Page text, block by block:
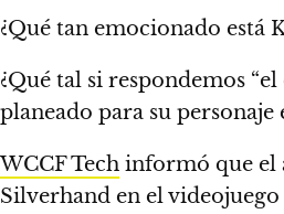
¿Qué tan emocionado está
¿Qué tal si respondemos
planeado para su personaje
WCCF Tech informó que el
Silverhand en el